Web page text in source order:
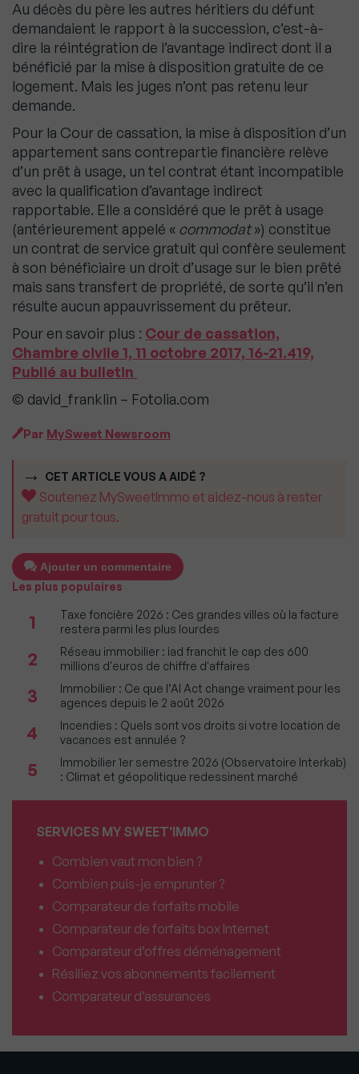
Au décès du père les autres héritiers du défunt
demandaient le rapport à la succession, c’est-à-
dire la réintégration de l’avantage indirect dont il a
bénéficié par la mise à disposition gratuite de ce
logement. Mais les juges n’ont pas retenu leur
demande.
Pour la Cour de cassation, la mise à disposition d’un
appartement sans contrepartie financière relève
d’un prêt à usage, un tel contrat étant incompatible
avec la qualification d’avantage indirect
rapportable. Elle a considéré que le prêt à usage
(antérieurement appelé « commodat») constitue
un contrat de service gratuit qui confère seulement
à son bénéficiaire un droit d’usage sur le bien prêté
mais sans transfert de propriété, de sorte qu’il n’en
résulte aucun appauvrissement du prêteur.
Pour en savoir plus : Cour de cassation,
Chambre civile 1, 11 octobre 2017, 16-21.419,
Publié au bulletin
© david_franklin – Fotolia.com
Par MySweet Newsroom
CET ARTICLE VOUS A AIDÉ ?
Soutenez MySweetImmo et aidez-nous à rester
gratuit pour tous.
Ajouter un commentaire
Les plus populaires
1
Taxe foncière 2026 : Ces grandes villes où la facture
restera parmi les plus lourdes
2
Réseau immobilier : iad franchit le cap des 600
millions d'euros de chiffre d'affaires
3
Immobilier : Ce que l’AI Act change vraiment pour les
agences depuis le 2 août 2026
4
Incendies : Quels sont vos droits si votre location de
vacances est annulée ?
5
Immobilier 1er semestre 2026 (Observatoire Interkab)
: Climat et géopolitique redessinent marché
SERVICES MY SWEET'IMMO
Combien vaut mon bien ?
Combien puis-je emprunter ?
Comparateur de forfaits mobile
Comparateur de forfaits box Internet
Comparateur d’offres déménagement
Résiliez vos abonnements facilement
Comparateur d’assurances